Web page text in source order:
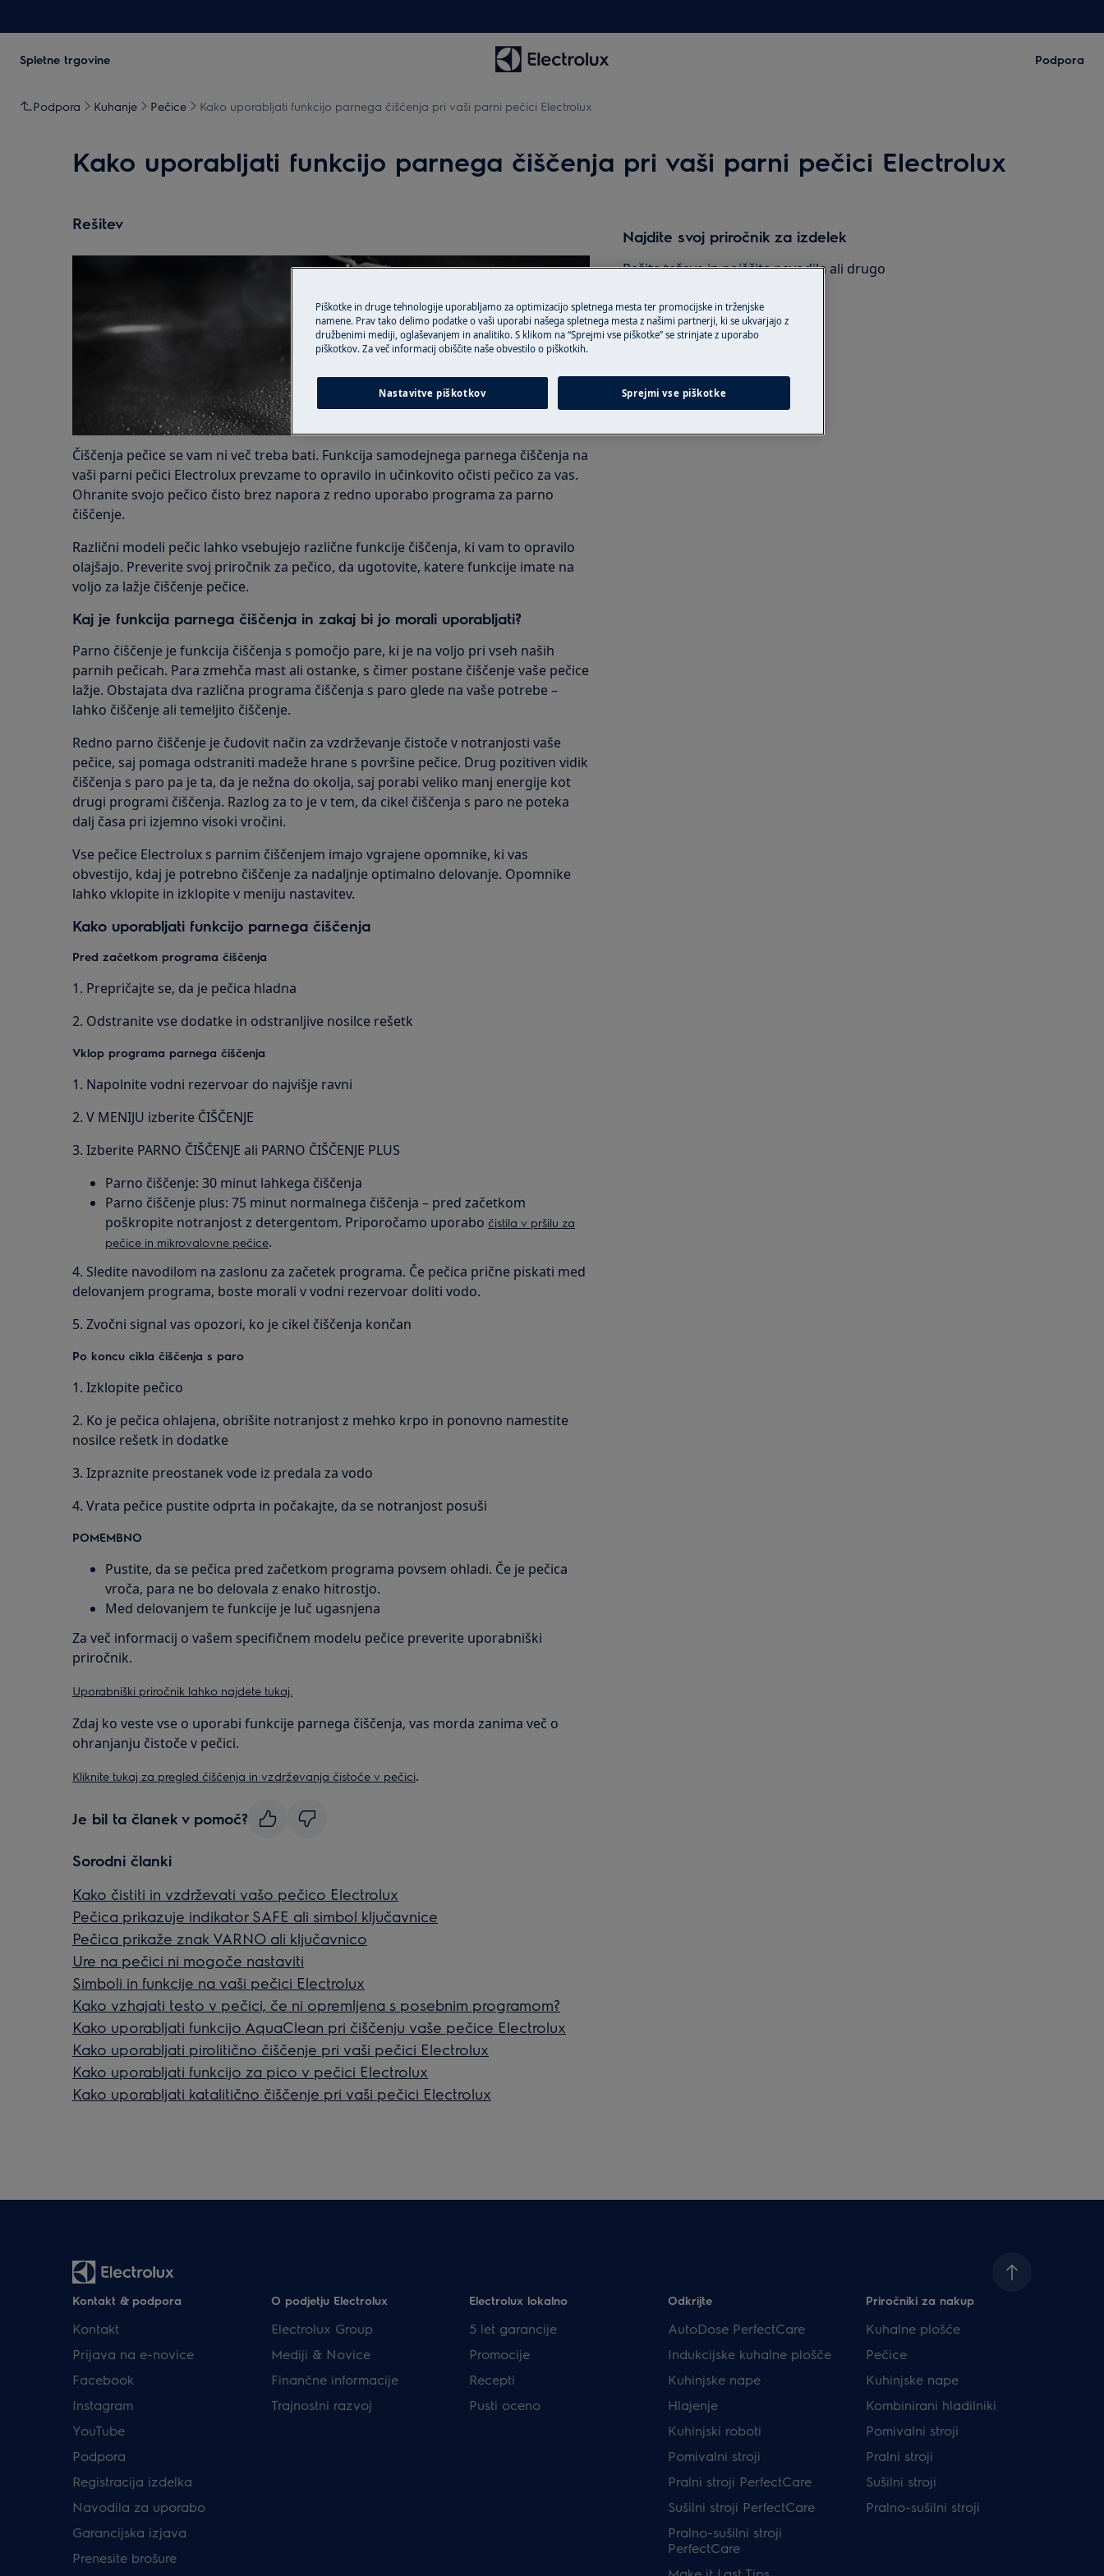
Spletne trgovine Podpora
Podpora Kuhanje Pečice Kako uporabljati funkcijo parnega čiščenja pri vaši parni pečici Electrolux
Kako uporabljati funkcijo parnega čiščenja pri vaši parni pečici Electrolux
Rešitev
Čiščenja pečice se vam ni več treba bati. Funkcija samodejnega parnega čiščenja na
vaši parni pečici Electrolux prevzame to opravilo in učinkovito očisti pečico za vas.
Ohranite svojo pečico čisto brez napora z redno uporabo programa za parno
čiščenje.
Različni modeli pečic lahko vsebujejo različne funkcije čiščenja, ki vam to opravilo
olajšajo. Preverite svoj priročnik za pečico, da ugotovite, katere funkcije imate na
voljo za lažje čiščenje pečice.
Kaj je funkcija parnega čiščenja in zakaj bi jo morali uporabljati?
Parno čiščenje je funkcija čiščenja s pomočjo pare, ki je na voljo pri vseh naših
parnih pečicah. Para zmehča mast ali ostanke, s čimer postane čiščenje vaše pečice
lažje. Obstajata dva različna programa čiščenja s paro glede na vaše potrebe –
lahko čiščenje ali temeljito čiščenje.
Redno parno čiščenje je čudovit način za vzdrževanje čistoče v notranjosti vaše
pečice, saj pomaga odstraniti madeže hrane s površine pečice. Drug pozitiven vidik
čiščenja s paro pa je ta, da je nežna do okolja, saj porabi veliko manj energije kot
drugi programi čiščenja. Razlog za to je v tem, da cikel čiščenja s paro ne poteka
dalj časa pri izjemno visoki vročini.
Vse pečice Electrolux s parnim čiščenjem imajo vgrajene opomnike, ki vas
obvestijo, kdaj je potrebno čiščenje za nadaljnje optimalno delovanje. Opomnike
lahko vklopite in izklopite v meniju nastavitev.
Kako uporabljati funkcijo parnega čiščenja
Pred začetkom programa čiščenja
1. Prepričajte se, da je pečica hladna
2. Odstranite vse dodatke in odstranljive nosilce rešetk
Vklop programa parnega čiščenja
1. Napolnite vodni rezervoar do najvišje ravni
2. V MENIJU izberite ČIŠČENJE
3. Izberite PARNO ČIŠČENJE ali PARNO ČIŠČENJE PLUS
Parno čiščenje: 30 minut lahkega čiščenja
Parno čiščenje plus: 75 minut normalnega čiščenja – pred začetkom
poškropite notranjost z detergentom. Priporočamo uporabo čistila v pršilu za
pečice in mikrovalovne pečice.
4. Sledite navodilom na zaslonu za začetek programa. Če pečica prične piskati med
delovanjem programa, boste morali v vodni rezervoar doliti vodo.
5. Zvočni signal vas opozori, ko je cikel čiščenja končan
Po koncu cikla čiščenja s paro
1. Izklopite pečico
2. Ko je pečica ohlajena, obrišite notranjost z mehko krpo in ponovno namestite
nosilce rešetk in dodatke
3. Izpraznite preostanek vode iz predala za vodo
4. Vrata pečice pustite odprta in počakajte, da se notranjost posuši
POMEMBNO
Pustite, da se pečica pred začetkom programa povsem ohladi. Če je pečica
vroča, para ne bo delovala z enako hitrostjo.
Med delovanjem te funkcije je luč ugasnjena
Za več informacij o vašem specifičnem modelu pečice preverite uporabniški
priročnik.
Uporabniški priročnik lahko najdete tukaj.
Zdaj ko veste vse o uporabi funkcije parnega čiščenja, vas morda zanima več o
ohranjanju čistoče v pečici.
Kliknite tukaj za pregled čiščenja in vzdrževanja čistoče v pečici.
Je bil ta članek v pomoč?
Sorodni članki
Kako čistiti in vzdrževati vašo pečico Electrolux
Pečica prikazuje indikator SAFE ali simbol ključavnice
Pečica prikaže znak VARNO ali ključavnico
Ure na pečici ni mogoče nastaviti
Simboli in funkcije na vaši pečici Electrolux
Kako vzhajati testo v pečici, če ni opremljena s posebnim programom?
Kako uporabljati funkcijo AquaClean pri čiščenju vaše pečice Electrolux
Kako uporabljati pirolitično čiščenje pri vaši pečici Electrolux
Kako uporabljati funkcijo za pico v pečici Electrolux
Kako uporabljati katalitično čiščenje pri vaši pečici Electrolux
Najdite svoj priročnik za izdelek
Rešite težave in poiščite navodila ali drugo
Najdi priročnik
Kontakt & podpora
Kontakt
Prijava na e-novice
Facebook
Instagram
YouTube
Podpora
Registracija izdelka
Navodila za uporabo
Garancijska izjava
Prenesite brošure
O podjetju Electrolux
Electrolux Group
Mediji & Novice
Finančne informacije
Trajnostni razvoj
Electrolux lokalno
5 let garancije
Promocije
Recepti
Pusti oceno
Odkrijte
AutoDose PerfectCare
Indukcijske kuhalne plošče
Kuhinjske nape
Hlajenje
Kuhinjski roboti
Pomivalni stroji
Pralni stroji PerfectCare
Sušilni stroji PerfectCare
Pralno-sušilni stroji
PerfectCare
Priročniki za nakup
Kuhalne plošče
Pečice
Kuhinjske nape
Kombinirani hladilniki
Pomivalni stroji
Pralni stroji
Sušilni stroji
Pralno-sušilni stroji
Piškotke in druge tehnologije uporabljamo za optimizacijo spletnega mesta ter promocijske in trženjske
namene. Prav tako delimo podatke o vaši uporabi našega spletnega mesta z našimi partnerji, ki se ukvarjajo z
družbenimi mediji, oglaševanjem in analitiko. S klikom na “Sprejmi vse piškotke” se strinjate z uporabo
piškotkov. Za več informacij obiščite naše obvestilo o piškotkih.
Nastavitve piškotkov Sprejmi vse piškotke